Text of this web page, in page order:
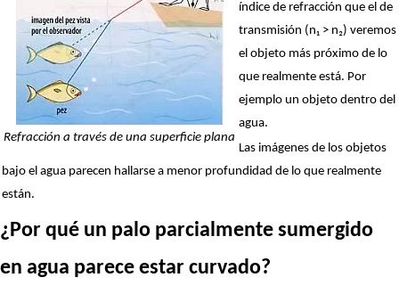
Refracción a través de una superficie plana
índice de refracción que el de
transmisión (n₁ > n₂) veremos
el objeto más próximo de lo
que realmente está. Por
ejemplo un objeto dentro del
agua.
Las imágenes de los objetos
bajo el agua parecen hallarse a menor profundidad de lo que realmente
están.
¿Por qué un palo parcialmente sumergido
en agua parece estar curvado?